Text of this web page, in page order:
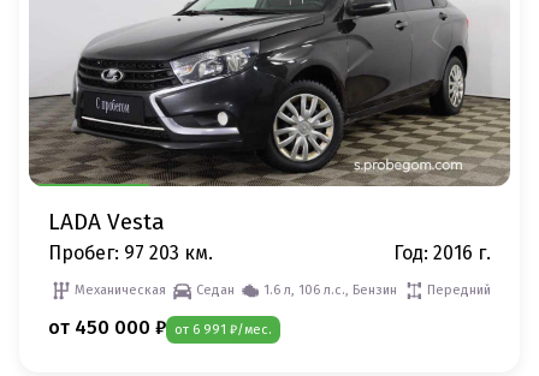
LADA Vesta
Пробег: 97 203 км. Год: 2016 г.
Механическая Седан 1.6 л, 106 л.с., Бензин Передний
от 450 000 ₽ от 6 991 ₽/мес.